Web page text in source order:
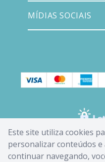
Este site utiliza cookies
personalizar conteúdos
continuar navegando,
MÍDIAS SOCIAIS